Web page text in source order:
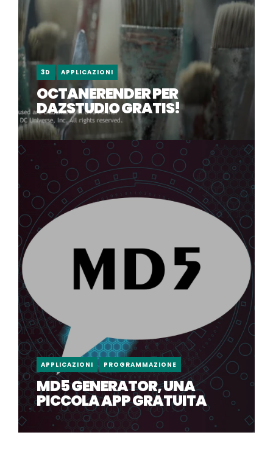
3D APPLICAZIONI
OCTANERENDER PER
DAZSTUDIO GRATIS!
APPLICAZIONI PROGRAMMAZIONE
MD5 GENERATOR, UNA
PICCOLA APP GRATUITA